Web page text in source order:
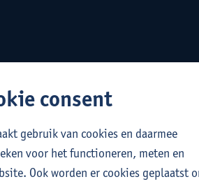
consent
gebruik van cookies en daarmee
voor het functioneren, meten en
Ook worden er cookies geplaatst